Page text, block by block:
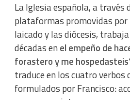
La Iglesia española, a través
plataformas promovidas por
laicado y las diócesis,
décadas enel empeño de
forastero y me
traduce en los cuatro verbos
formulados por Francisco: